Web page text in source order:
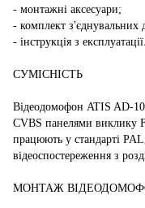
- монтажні аксесуари;
- комплект з'єднувальних
- інструкція з експлуатації.
СУМІСНІСТЬ
Відеодомофон ATIS AD-
CVBS панелями виклику
працюють у стандарті
відеоспостереження з
МОНТАЖ